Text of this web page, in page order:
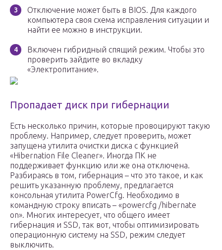
Отключение может быть в BIOS. Для каждого
компьютера своя схема исправления ситуации и
найти ее можно в инструкции.
Включен гибридный спящий режим. Чтобы это
проверить зайдите во вкладку
«Электропитание».
Пропадает диск при гибернации
Есть несколько причин, которые провоцируют такую
проблему. Например, следует проверить, может
запущена утилита очистки диска с функцией
«Hibernation File Cleaner». Иногда ПК не
поддерживает функцию или же она отключена.
Разбираясь в том, гибернация – что это такое, и как
решить указанную проблему, предлагается
консольная утилита PowerCfg. Необходимо в
командную строку вписать – «powercfg /hibernate
on». Многих интересует, что общего имеет
гибернация и SSD, так вот, чтобы оптимизировать
операционную систему на SSD, режим следует
выключить.